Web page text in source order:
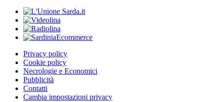
Privacy policy
Cookie policy
Necrologie e Economici
Pubblicità
Contatti
Cambia impostazioni privacy